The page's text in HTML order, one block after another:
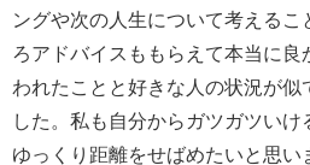
ングや次の人生について考えるこ
ろアドバイスももらえて本当に
われたことと好きな人の状況が似
した。私も自分からガツガツいけ
ゆっくり距離をせばめたいと思い